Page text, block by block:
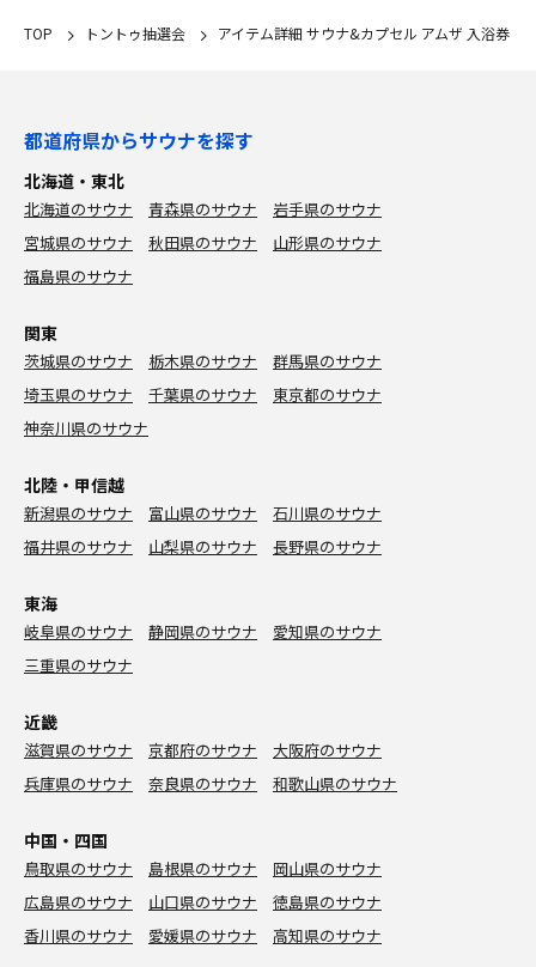
TOP トントゥ抽選会 アイテム詳細 サウナ&カプセル アムザ 入浴券
都道府県からサウナを探す
北海道・東北
北海道のサウナ 青森県のサウナ
岩手県のサウナ
宮城県のサウナ
秋田県のサウナ
山形県のサウナ
福島県のサウナ
関東
茨城県のサウナ 栃木県のサウナ
群馬県のサウナ
埼玉県のサウナ
千葉県のサウナ
東京都のサウナ
神奈川県のサウナ
北陸・甲信越
新潟県のサウナ 富山県のサウナ
石川県のサウナ
福井県のサウナ
山梨県のサウナ 長野県のサウナ
東海
岐阜県のサウナ 静岡県のサウナ
愛知県のサウナ
三重県のサウナ
近畿
滋賀県のサウナ 京都府のサウナ
大阪府のサウナ
兵庫県のサウナ
奈良県のサウナ 和歌山県のサウナ
中国・四国
鳥取県のサウナ 島根県のサウナ
岡山県のサウナ
広島県のサウナ
山口県のサウナ
徳島県のサウナ
香川県のサウナ
愛媛県のサウナ 高知県のサウナ